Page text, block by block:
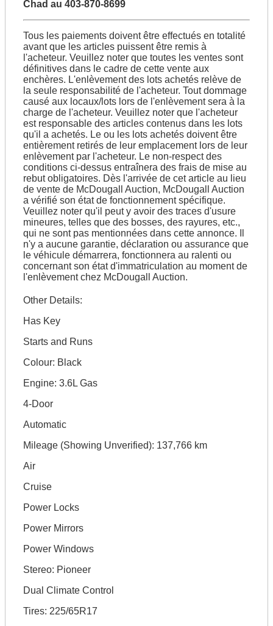
Chad au 403-870-8699
Tous les paiements doivent être effectués en totalité
avant que les articles puissent être remis à
l'acheteur. Veuillez noter que toutes les ventes sont
définitives dans le cadre de cette vente aux
enchères. L'enlèvement des lots achetés relève de
la seule responsabilité de l'acheteur. Tout dommage
causé aux locaux/lots lors de l'enlèvement sera à la
charge de l'acheteur. Veuillez noter que l'acheteur
est responsable des articles contenus dans les lots
qu'il a achetés. Le ou les lots achetés doivent être
entièrement retirés de leur emplacement lors de leur
enlèvement par l'acheteur. Le non-respect des
conditions ci-dessus entraînera des frais de mise au
rebut obligatoires. Dès l'arrivée de cet article au lieu
de vente de McDougall Auction, McDougall Auction
a vérifié son état de fonctionnement spécifique.
Veuillez noter qu'il peut y avoir des traces d'usure
mineures, telles que des bosses, des rayures, etc.,
qui ne sont pas mentionnées dans cette annonce. Il
n'y a aucune garantie, déclaration ou assurance que
le véhicule démarrera, fonctionnera au ralenti ou
concernant son état d'immatriculation au moment de
l'enlèvement chez McDougall Auction.
Other Details:
Has Key
Starts and Runs
Colour: Black
Engine: 3.6L Gas
4-Door
Automatic
Mileage (Showing Unverified): 137,766 km
Air
Cruise
Power Locks
Power Mirrors
Power Windows
Stereo: Pioneer
Dual Climate Control
Tires: 225/65R17